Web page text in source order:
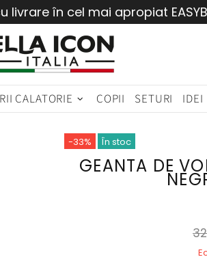
livrare în cel mai apropiat
CALATORIE COPII SETURI IDEI
-33% În stoc
GEANTA DE